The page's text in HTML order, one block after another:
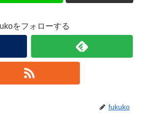
をフォローする
fukuko